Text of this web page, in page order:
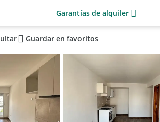
Garantías de alquiler
Guardar en favoritos